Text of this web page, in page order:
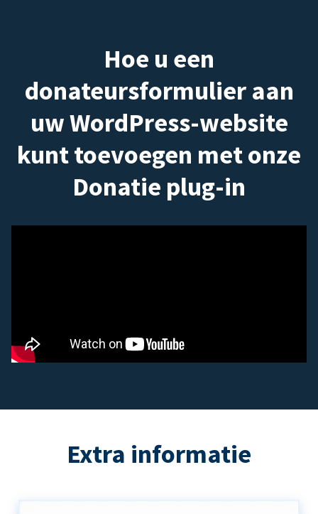
Hoe u een
donateursformulier aan
uw WordPress-website
kunt toevoegen met onze
Donatie plug-in
Extra informatie